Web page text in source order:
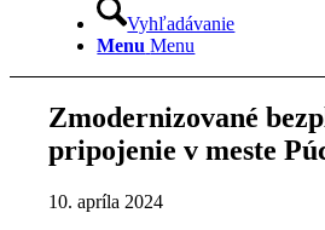
Vyhľadávanie
Menu Menu
Zmodernizované
pripojenie v meste
10. apríla 2024